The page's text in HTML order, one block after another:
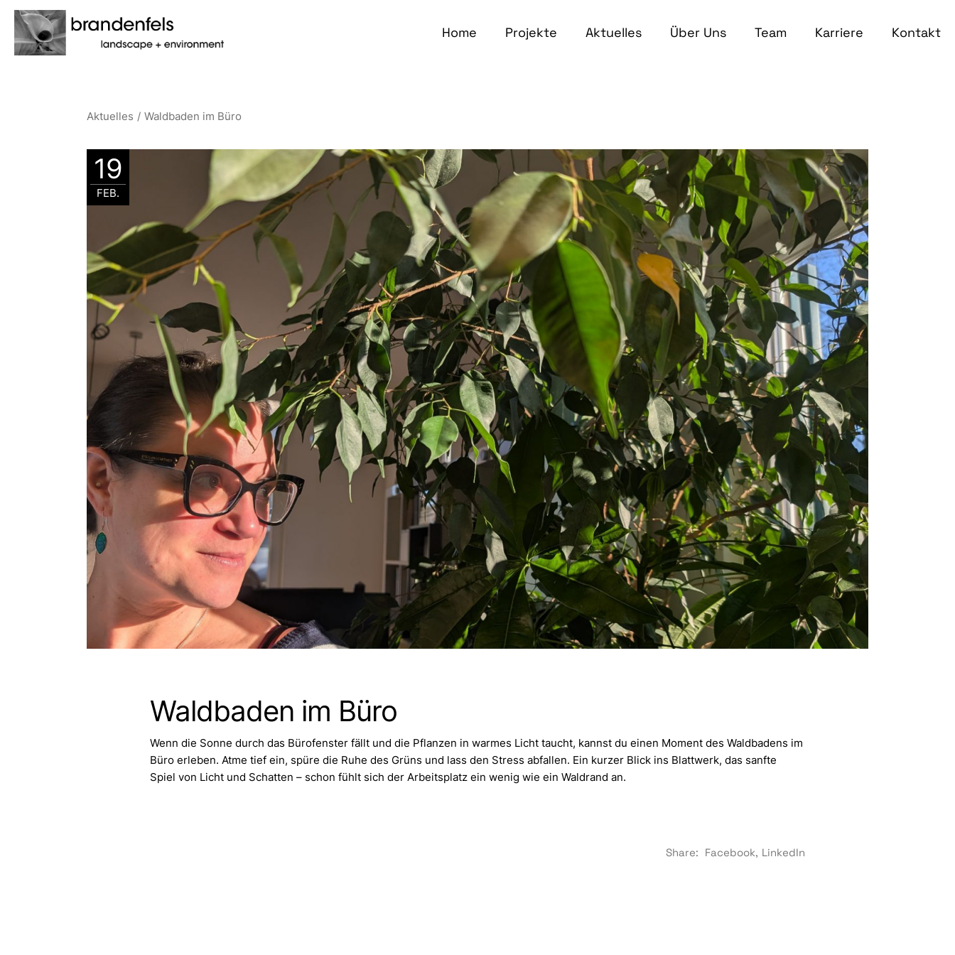
the
content Home Projekte Aktuelles Über Uns Team Karriere Kontakt
Aktuelles Waldbaden im Büro
19
FEB.
Waldbaden im Büro
Wenn die Sonne durch das Bürofenster fällt und die Pflanzen in warmes Licht taucht, kannst du einen Moment des Waldbadens im
Büro erleben. Atme tief ein, spüre die Ruhe des Grüns und lass den Stress abfallen. Ein kurzer Blick ins Blattwerk, das sanfte
Spiel von Licht und Schatten – schon fühlt sich der Arbeitsplatz ein wenig wie ein Waldrand an.
Share: Facebook LinkedIn